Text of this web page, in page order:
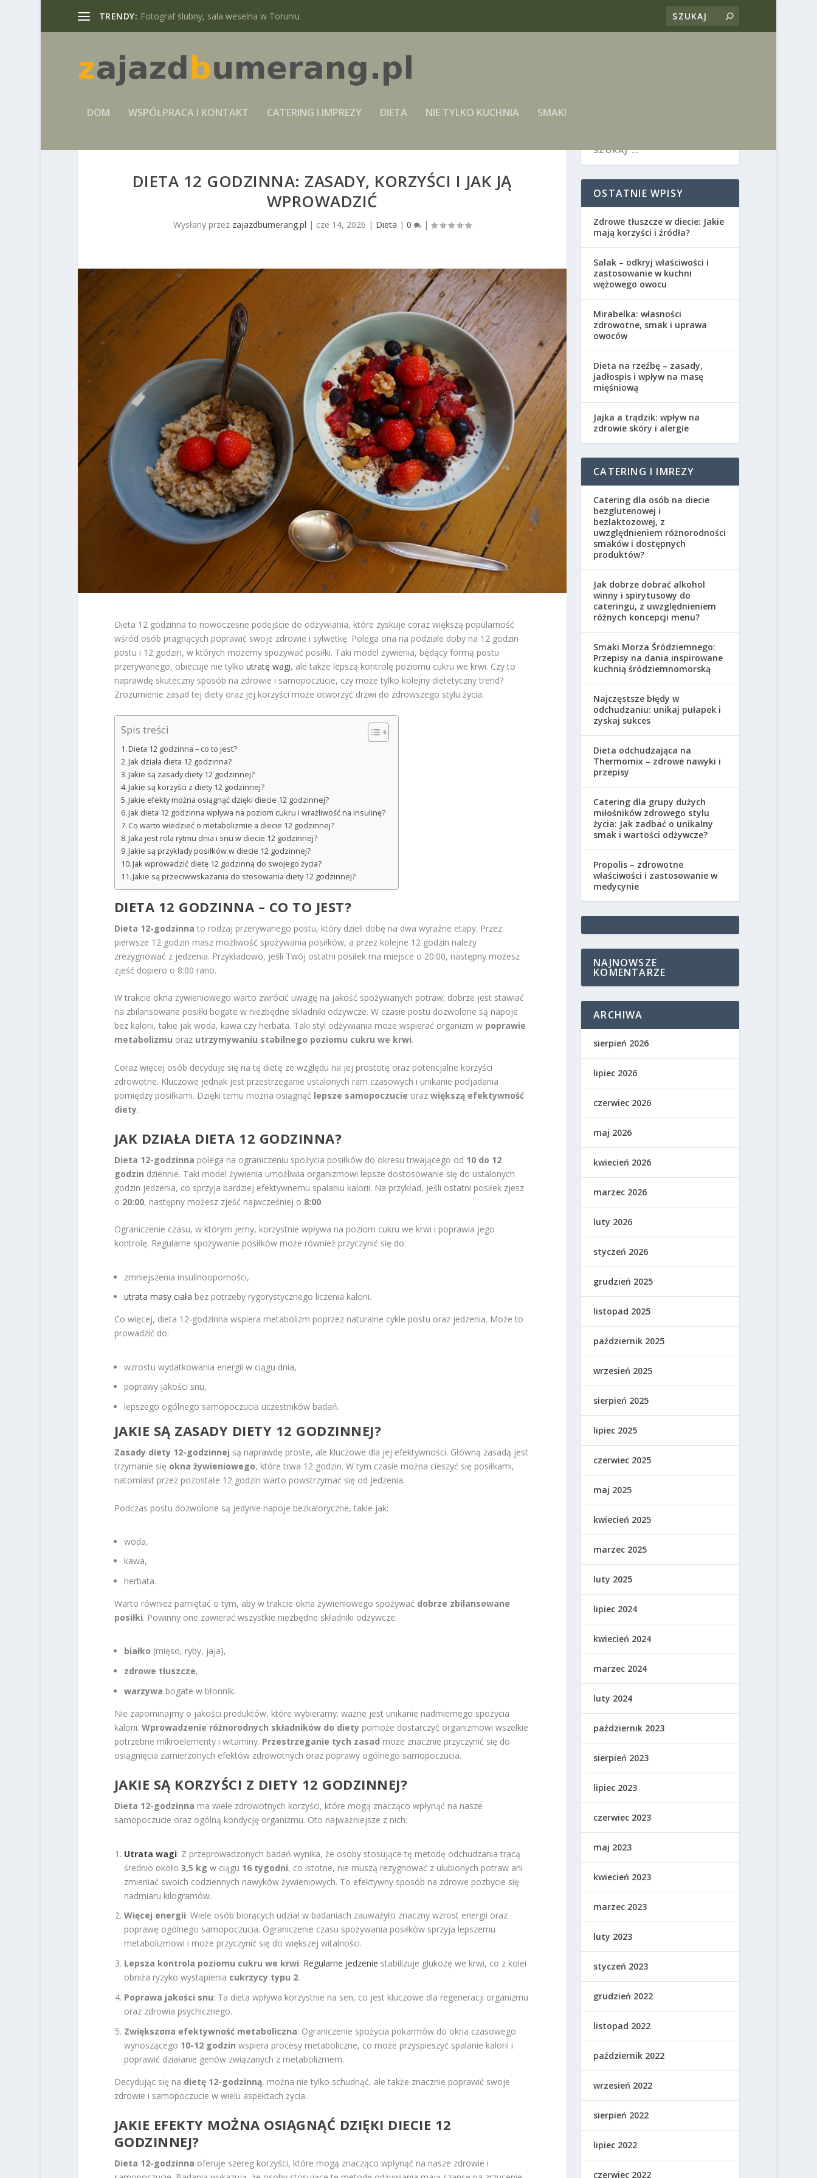
TRENDY: Fotograf ślubny, sala weselna w Toruniu
DOM WSPÓŁPRACA I KONTAKT CATERING I IMPREZY DIETA NIE TYLKO KUCHNIA SMAKI
DIETA 12 GODZINNA: ZASADY, KORZYŚCI I JAK JĄ
WPROWADZIĆ
Wysłany przez zajazdbumerang.pl | cze 14, 2026 | Dieta | 0 |
Dieta 12 godzinna to nowoczesne podejście do odżywiania, które zyskuje coraz większą popularność
wśród osób pragnących poprawić swoje zdrowie i sylwetkę. Polega ona na podziale doby na 12 godzin
postu i 12 godzin, w których możemy spożywać posiłki. Taki model żywienia, będący formą postu
przerywanego, obiecuje nie tylko utratę wagi, ale także lepszą kontrolę poziomu cukru we krwi. Czy to
naprawdę skuteczny sposób na zdrowie i samopoczucie, czy może tylko kolejny dietetyczny trend?
Zrozumienie zasad tej diety oraz jej korzyści może otworzyć drzwi do zdrowszego stylu życia.
Spis treści
Dieta 12 godzinna – co to jest?
Jak działa dieta 12 godzinna?
Jakie są zasady diety 12 godzinnej?
Jakie są korzyści z diety 12 godzinnej?
Jakie efekty można osiągnąć dzięki diecie 12 godzinnej?
Jak dieta 12 godzinna wpływa na poziom cukru i wrażliwość na insulinę?
Co warto wiedzieć o metabolizmie a diecie 12 godzinnej?
Jaka jest rola rytmu dnia i snu w diecie 12 godzinnej?
Jakie są przykłady posiłków w diecie 12 godzinnej?
Jak wprowadzić dietę 12 godzinną do swojego życia?
Jakie są przeciwwskazania do stosowania diety 12 godzinnej?
DIETA 12 GODZINNA – CO TO JEST?
Dieta 12-godzinna to rodzaj przerywanego postu, który dzieli dobę na dwa wyraźne etapy. Przez
pierwsze 12 godzin masz możliwość spożywania posiłków, a przez kolejne 12 godzin należy
zrezygnować z jedzenia. Przykładowo, jeśli Twój ostatni posiłek ma miejsce o 20:00, następny możesz
zjeść dopiero o 8:00 rano.
W trakcie okna żywieniowego warto zwrócić uwagę na jakość spożywanych potraw; dobrze jest stawiać
na zbilansowane posiłki bogate w niezbędne składniki odżywcze. W czasie postu dozwolone są napoje
bez kalorii, takie jak woda, kawa czy herbata. Taki styl odżywiania może wspierać organizm w poprawie
metabolizmu oraz utrzymywaniu stabilnego poziomu cukru we krwi.
Coraz więcej osób decyduje się na tę dietę ze względu na jej prostotę oraz potencjalne korzyści
zdrowotne. Kluczowe jednak jest przestrzeganie ustalonych ram czasowych i unikanie podjadania
pomiędzy posiłkami. Dzięki temu można osiągnąć lepsze samopoczucie oraz większą efektywność
diety.
JAK DZIAŁA DIETA 12 GODZINNA?
Dieta 12-godzinna polega na ograniczeniu spożycia posiłków do okresu trwającego od 10 do 12
godzin dziennie. Taki model żywienia umożliwia organizmowi lepsze dostosowanie się do ustalonych
godzin jedzenia, co sprzyja bardziej efektywnemu spalaniu kalorii. Na przykład, jeśli ostatni posiłek zjesz
o 20:00, następny możesz zjeść najwcześniej o 8:00.
Ograniczenie czasu, w którym jemy, korzystnie wpływa na poziom cukru we krwi i poprawia jego
kontrolę. Regularne spożywanie posiłków może również przyczynić się do:
zmniejszenia insulinooporności,
utrata masy ciała bez potrzeby rygorystycznego liczenia kalorii.
Co więcej, dieta 12-godzinna wspiera metabolizm poprzez naturalne cykle postu oraz jedzenia. Może to
prowadzić do:
wzrostu wydatkowania energii w ciągu dnia,
poprawy jakości snu,
lepszego ogólnego samopoczucia uczestników badań.
JAKIE SĄ ZASADY DIETY 12 GODZINNEJ?
Zasady diety 12-godzinnej są naprawdę proste, ale kluczowe dla jej efektywności. Główną zasadą jest
trzymanie się okna żywieniowego, które trwa 12 godzin. W tym czasie można cieszyć się posiłkami,
natomiast przez pozostałe 12 godzin warto powstrzymać się od jedzenia.
Podczas postu dozwolone są jedynie napoje bezkaloryczne, takie jak:
woda,
kawa,
herbata.
Warto również pamiętać o tym, aby w trakcie okna żywieniowego spożywać dobrze zbilansowane
posiłki. Powinny one zawierać wszystkie niezbędne składniki odżywcze:
białko (mięso, ryby, jaja),
zdrowe tłuszcze,
warzywa bogate w błonnik.
Nie zapominajmy o jakości produktów, które wybieramy; ważne jest unikanie nadmiernego spożycia
kalorii. Wprowadzenie różnorodnych składników do dietypomoże dostarczyć organizmowi wszelkie
potrzebne mikroelementy i witaminy. Przestrzeganie tych zasad może znacznie przyczynić się do
osiągnięcia zamierzonych efektów zdrowotnych oraz poprawy ogólnego samopoczucia.
JAKIE SĄ KORZYŚCI Z DIETY 12 GODZINNEJ?
Dieta 12-godzinna ma wiele zdrowotnych korzyści, które mogą znacząco wpłynąć na nasze
samopoczucie oraz ogólną kondycję organizmu. Oto najważniejsze z nich:
Utrata wagi: Z przeprowadzonych badań wynika, że osoby stosujące tę metodę odchudzania tracą
średnio około 3,5 kg w ciągu 16 tygodni, co istotne, nie muszą rezygnować z ulubionych potraw ani
zmieniać swoich codziennych nawyków żywieniowych. To efektywny sposób na zdrowe pozbycie się
nadmiaru kilogramów.
Więcej energii: Wiele osób biorących udział w badaniach zauważyło znaczny wzrost energii oraz
poprawę ogólnego samopoczucia. Ograniczenie czasu spożywania posiłków sprzyja lepszemu
metabolizmowi i może przyczynić się do większej witalności.
Lepsza kontrola poziomu cukru we krwi: Regularne jedzenie stabilizuje glukozę we krwi, co z kolei
obniża ryzyko wystąpienia cukrzycy typu 2.
Poprawa jakości snu: Ta dieta wpływa korzystnie na sen, co jest kluczowe dla regeneracji organizmu
oraz zdrowia psychicznego.
Zwiększona efektywność metaboliczna: Ograniczenie spożycia pokarmów do okna czasowego
wynoszącego 10-12 godzin wspiera procesy metaboliczne, co może przyspieszyć spalanie kalorii i
poprawić działanie genów związanych z metabolizmem.
Decydując się na dietę 12-godzinną, można nie tylko schudnąć, ale także znacznie poprawić swoje
zdrowie i samopoczucie w wielu aspektach życia.
JAKIE EFEKTY MOŻNA OSIĄGNĄĆ DZIĘKI DIECIE 12
GODZINNEJ?
Dieta 12-godzinna oferuje szereg korzyści, które mogą znacząco wpłynąć na nasze zdrowie i
OSTATNIE WPISY
Zdrowe tłuszcze w diecie: Jakie
mają korzyści i źródła?
Salak – odkryj właściwości i
zastosowanie w kuchni
wężowego owocu
Mirabelka: własności
zdrowotne, smak i uprawa
owoców
Dieta na rzeźbę – zasady,
jadłospis i wpływ na masę
mięśniową
Jajka a trądzik: wpływ na
zdrowie skóry i alergie
CATERING I IMREZY
Catering dla osób na diecie
bezglutenowej i
bezlaktozowej, z
uwzględnieniem różnorodności
smaków i dostępnych
produktów?
Jak dobrze dobrać alkohol
winny i spirytusowy do
cateringu, z uwzględnieniem
różnych koncepcji menu?
Smaki Morza Śródziemnego:
Przepisy na dania inspirowane
kuchnią śródziemnomorską
Najczęstsze błędy w
odchudzaniu: unikaj pułapek i
zyskaj sukces
Dieta odchudzająca na
Thermomix – zdrowe nawyki i
przepisy
Catering dla grupy dużych
miłośników zdrowego stylu
życia: Jak zadbać o unikalny
smak i wartości odżywcze?
Propolis – zdrowotne
właściwości i zastosowanie w
medycynie
NAJNOWSZE
KOMENTARZE
ARCHIWA
sierpień 2026
lipiec 2026
czerwiec 2026
maj 2026
kwiecień 2026
marzec 2026
luty 2026
styczeń 2026
grudzień 2025
listopad 2025
październik 2025
wrzesień 2025
sierpień 2025
lipiec 2025
czerwiec 2025
maj 2025
kwiecień 2025
marzec 2025
luty 2025
lipiec 2024
kwiecień 2024
marzec 2024
luty 2024
październik 2023
sierpień 2023
lipiec 2023
czerwiec 2023
maj 2023
kwiecień 2023
marzec 2023
luty 2023
styczeń 2023
grudzień 2022
listopad 2022
październik 2022
wrzesień 2022
sierpień 2022
lipiec 2022
czerwiec 2022